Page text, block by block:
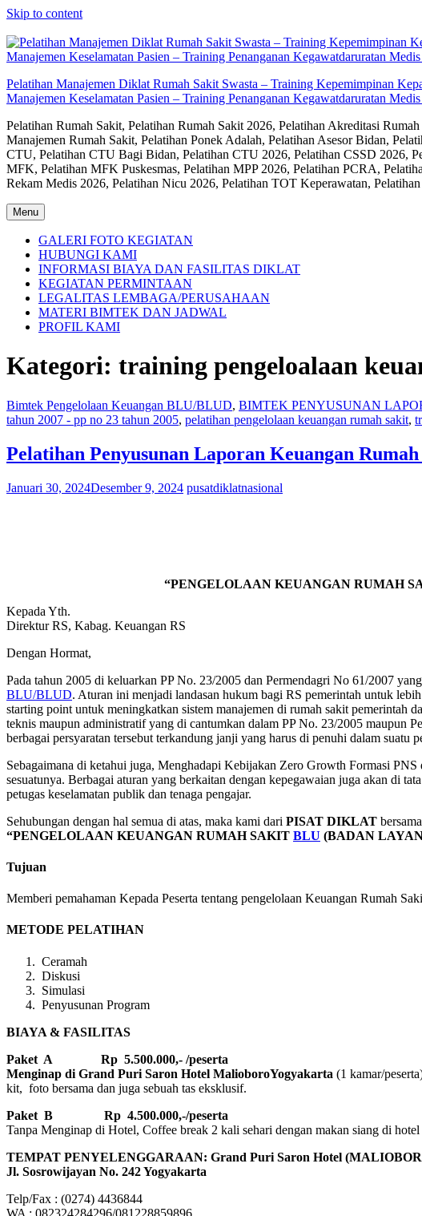
Skip to content
Pelatihan Manajemen Diklat Rumah Sakit Swasta – Training Kepemimpinan
Manajemen Keselamatan Pasien – Training Penanganan Kegawatdaruratan
Pelatihan Rumah Sakit, Pelatihan Rumah Sakit 2026, Pelatihan Akreditasi
Manajemen Rumah Sakit, Pelatihan Ponek Adalah, Pelatihan Asesor Bidan,
CTU, Pelatihan CTU Bagi Bidan, Pelatihan CTU 2026, Pelatihan CSSD 2026,
MFK, Pelatihan MFK Puskesmas, Pelatihan MPP 2026, Pelatihan PCRA,
Rekam Medis 2026, Pelatihan Nicu 2026, Pelatihan TOT Keperawatan,
Menu
GALERI FOTO KEGIATAN
HUBUNGI KAMI
INFORMASI BIAYA DAN FASILITAS DIKLAT
KEGIATAN PERMINTAAN
LEGALITAS LEMBAGA/PERUSAHAAN
MATERI BIMTEK DAN JADWAL
PROFIL KAMI
Kategori: training pengeloalaan
Bimtek Pengelolaan Keuangan BLU/BLUD, BIMTEK PENYUSUNAN
tahun 2007 - pp no 23 tahun 2005, pelatihan pengelolaan keuangan rumah sakit,
Pelatihan Penyusunan Laporan Keuangan
Januari 30, 2024Desember 9, 2024 pusatdiklatnasional
“PENGELOLAAN KEUANGAN RUMAH
Kepada Yth.
Direktur RS, Kabag. Keuangan RS
Dengan Hormat,
Pada tahun 2005 di keluarkan PP No. 23/2005 dan Permendagri No 61/2007
BLU/BLUD. Aturan ini menjadi landasan hukum bagi RS pemerintah untuk
starting point untuk meningkatkan sistem manajemen di rumah sakit pemerintah
teknis maupun administratif yang di cantumkan dalam PP No. 23/2005 maupun
berbagai persyaratan tersebut terkandung janji yang harus di penuhi dalam
Sebagaimana di ketahui juga, Menghadapi Kebijakan Zero Growth Formasi
sesuatunya. Berbagai aturan yang berkaitan dengan kepegawaian juga akan di
petugas keselamatan publik dan tenaga pengajar.
Sehubungan dengan hal semua di atas, maka kami dari PISAT DIKLAT
“PENGELOLAAN KEUANGAN RUMAH SAKIT BLU (BADAN
Tujuan
Memberi pemahaman Kepada Peserta tentang pengelolaan Keuangan Rumah
METODE PELATIHAN
Ceramah
Diskusi
Simulasi
Penyusunan Program
BIAYA & FASILITAS
Paket A Rp 5.500.000,- /peserta
Menginap di Grand Puri Saron Hotel MalioboroYogyakarta (1 kamar/
kit, foto bersama dan juga sebuah tas eksklusif.
Paket B
Rp 4.500.000,-/peserta
Tanpa Menginap di Hotel, Coffee break 2 kali sehari dengan makan siang di
TEMPAT PENYELENGGARAAN: Grand Puri Saron Hotel
Jl. Sosrowijayan No. 242 Yogyakarta
Telp/Fax : (0274) 4436844
WA : 082324284296/081228859896